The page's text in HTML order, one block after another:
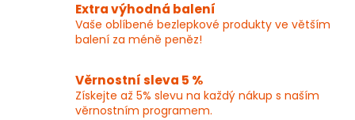
Extra výhodná balení
Vaše oblíbené bezlepkové produkty ve větším
balení za méně peněz!
Věrnostní sleva 5 %
Získejte až 5% slevu na každý nákup s naším
věrnostním programem.